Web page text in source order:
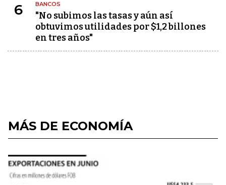
6 BANCOS
"No subimos las tasas y aún así
obtuvimos utilidades por $1,2 billones
en tres años"
MÁS DE ECONOMÍA